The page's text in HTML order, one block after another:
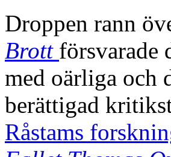
Droppen rann
Brott försvarade
med oärliga och
berättigad
Råstams